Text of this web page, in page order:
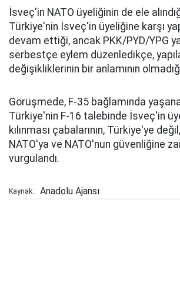
İsveç'in NATO üyeliğinin de ele
Türkiye'nin İsveç'in üyeliğine karşı
devam ettiği, ancak PKK/PYD/YPG
serbestçe eylem düzenledikçe,
değişikliklerinin bir anlamının
Görüşmede, F-35 bağlamında
Türkiye'nin F-16 talebinde İsveç'in
kılınması çabalarının, Türkiye'ye
NATO'ya ve NATO'nun güvenliğine
vurgulandı.
Kaynak: Anadolu Ajansı